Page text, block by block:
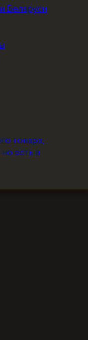
Беларуси
товара,
есть в
Я хочу, чтобы
меня по